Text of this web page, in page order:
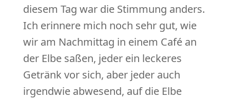
diesem Tag war die Stimmung anders.
Ich erinnere mich noch sehr gut, wie
wir am Nachmittag in einem Café an
der Elbe saßen, jeder ein leckeres
Getränk vor sich, aber jeder auch
irgendwie abwesend, auf die Elbe